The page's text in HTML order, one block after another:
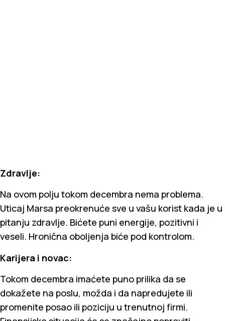
Zdravlje:
Na ovom polju tokom decembra nema problema.
Uticaj Marsa preokrenuće sve u vašu korist kada je u
pitanju zdravlje. Bićete puni energije, pozitivni i
veseli. Hronična oboljenja biće pod kontrolom.
Karijera i novac:
Tokom decembra imaćete puno prilika da se
dokažete na poslu, možda i da napredujete ili
promenite posao ili poziciju u trenutnoj firmi.